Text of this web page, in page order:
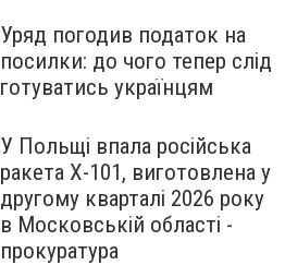
Уряд погодив податок на
посилки: до чого тепер слід
готуватись українцям
У Польщі впала російська
ракета X-101, виготовлена у
другому кварталі 2026 року
в Московській області -
прокуратура